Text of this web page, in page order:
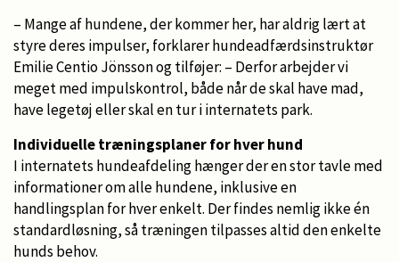
– Mange af hundene, der kommer her, har aldrig lært at
styre deres impulser, forklarer hundeadfærdsinstruktør
Emilie Centio Jönsson og tilføjer: – Derfor arbejder vi
meget med impulskontrol, både når de skal have mad,
have legetøj eller skal en tur i internatets park.
Individuelle træningsplaner for hver hund
I internatets hundeafdeling hænger der en stor tavle med
informationer om alle hundene, inklusive en
handlingsplan for hver enkelt. Der findes nemlig ikke én
standardløsning, så træningen tilpasses altid den enkelte
hunds behov.